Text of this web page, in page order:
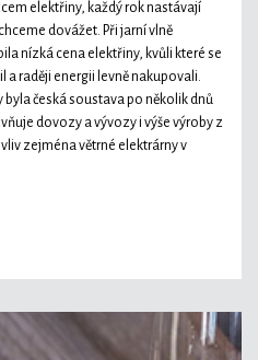
elektřiny, každý rok nastávají
dovážet. Při jarní vlně
nízká cena elektřiny, kvůli které se
a raději energii levně nakupovali.
česká soustava po několik dnů
dovozy a vývozy i výše výroby z
zejména větrné elektrárny v